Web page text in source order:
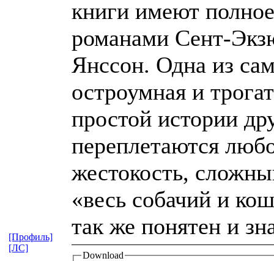
книги имеют
романами Сент-
Янссон. Одна из
остроумная и
простой истории
переплетаются
жестокость,
«весь собачий и
так же понятен и
Download
[Профиль]
[ЛС]